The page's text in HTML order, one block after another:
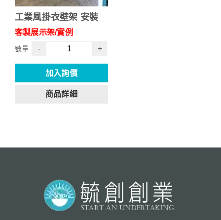
工業風掛衣壁架 安裝
客製展示架/實例
數量 - +
加入詢價
商品詳細